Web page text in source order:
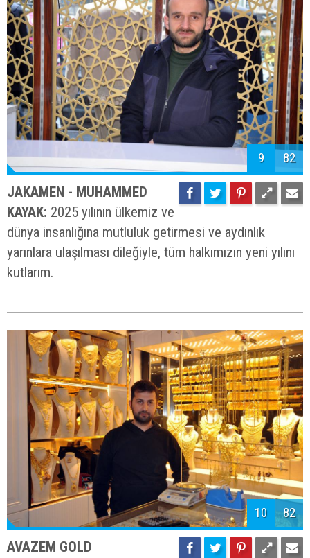
9 82
JAKAMEN - MUHAMMED
KAYAK: 2025 yılının ülkemiz ve
dünya insanlığına mutluluk getirmesi ve aydınlık
yarınlara ulaşılması dileğiyle, tüm halkımızın yeni yılını
kutlarım.
10 82
AVAZEM GOLD